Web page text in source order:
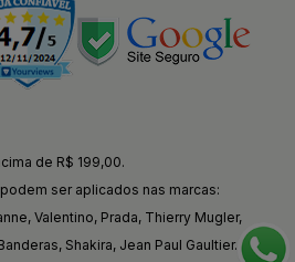
de R$ 199,00.
ser aplicados nas marcas:
Valentino, Prada, Thierry Mugler,
Shakira, Jean Paul Gaultier.